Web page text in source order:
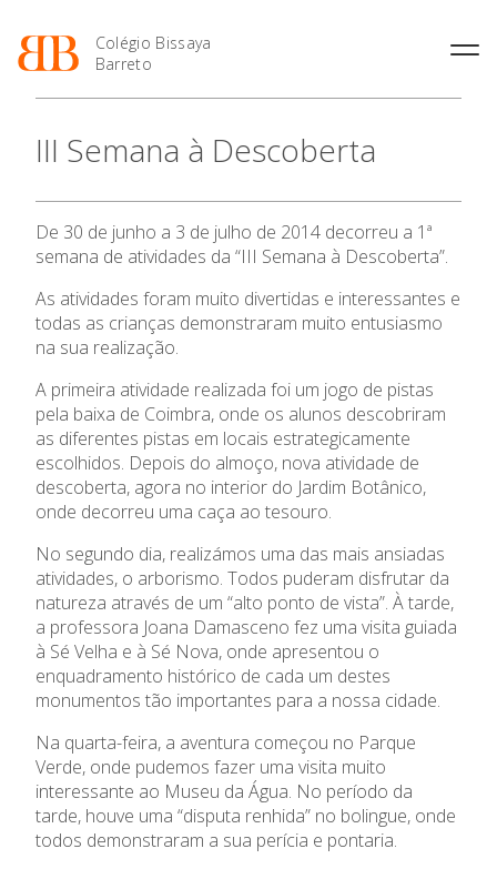
Colégio Bissaya
Barreto
O Colégio
Projeto Educativo
Colaboradores Docentes
Colaboradores Não
Instalações
Ofertas de emprego
Jornal “O Coreto”
Privacidade
Oferta Formativa
Enriquecimento Curricular
Serviços
Atividades de Interrupção
Letiva
Academia de Línguas
Ensino Profissional
Profissionais
Curso de Técnico de
Termalismo
Curso de Técnico/a de Apoio
à Família e à Comunidade
Ofertas de Emprego
Ano Letivo
2027
Portal do Aluno/Encarregado
de Educação
SIGE
Secretariado de Exames
Admissão
Informações
APEE
Notícias
III Semana à Descoberta
De 30 de junho a 3 de julho de 2014 decorreu a 1ª
semana de atividades da “III Semana à Descoberta”.
As atividades foram muito divertidas e interessantes e
todas as crianças demonstraram muito entusiasmo
na sua realização.
A primeira atividade realizada foi um jogo de pistas
pela baixa de Coimbra, onde os alunos descobriram
as diferentes pistas em locais estrategicamente
escolhidos. Depois do almoço, nova atividade de
descoberta, agora no interior do Jardim Botânico,
onde decorreu uma caça ao tesouro.
No segundo dia, realizámos uma das mais ansiadas
atividades, o arborismo. Todos puderam disfrutar da
natureza através de um “alto ponto de vista”. À tarde,
a professora Joana Damasceno fez uma visita guiada
à Sé Velha e à Sé Nova, onde apresentou o
enquadramento histórico de cada um destes
monumentos tão importantes para a nossa cidade.
Na quarta-feira, a aventura começou no Parque
Verde, onde pudemos fazer uma visita muito
interessante ao Museu da Água. No período da
tarde, houve uma “disputa renhida” no bolingue, onde
todos demonstraram a sua perícia e pontaria.